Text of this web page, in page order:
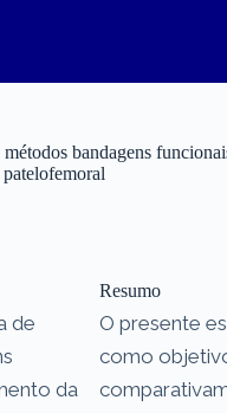
bandagens
de
da
Resumo
O presente
como